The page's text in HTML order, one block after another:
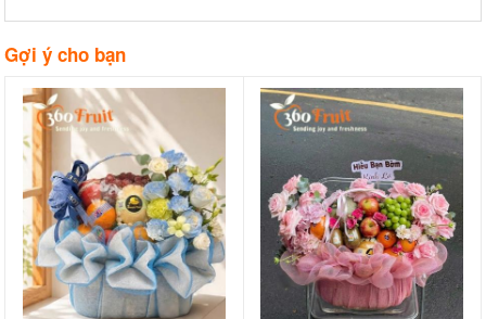
Gợi ý cho bạn